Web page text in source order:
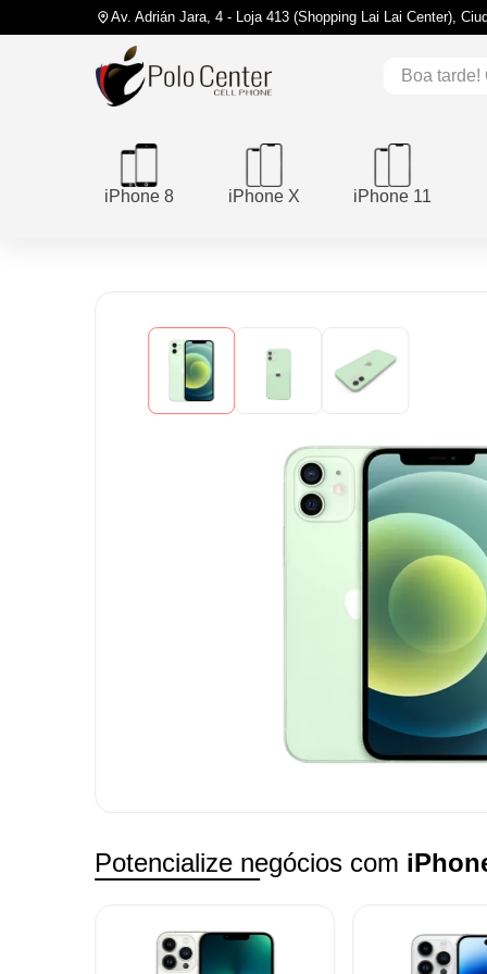
Av. Adrián Jara, 4 - Loja 413 (Shopping Lai Lai Center),
iPhone 8 iPhone X iPhone 11
Potencialize negócios com